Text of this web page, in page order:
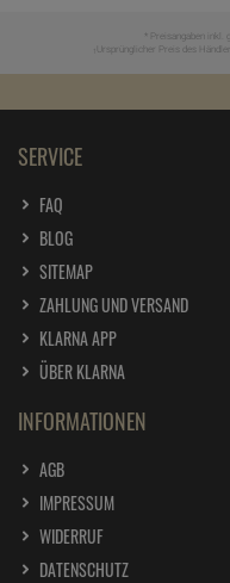
* Preisangaben inkl.
Ursprünglicher Preis des
SERVICE
FAQ
BLOG
SITEMAP
ZAHLUNG UND VERSAND
KLARNA APP
ÜBER KLARNA
INFORMATIONEN
AGB
IMPRESSUM
WIDERRUF
DATENSCHUTZ